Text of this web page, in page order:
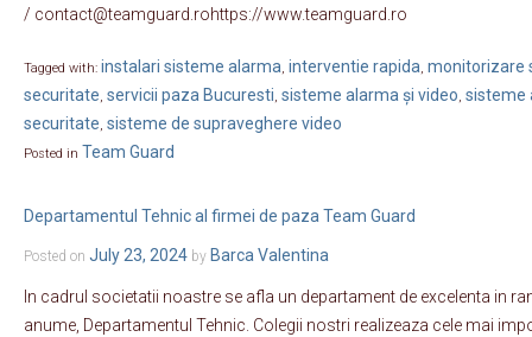
/ contact@teamguard.rohttps://www.teamguard.ro
Tagged with: instalari sisteme alarma, interventie rapida, monitorizare
securitate, servicii paza Bucuresti, sisteme alarma și video, sisteme
securitate, sisteme de supraveghere video
Posted in Team Guard
Departamentul Tehnic al firmei de paza Team Guard
Posted on July 23, 2024 by Barca Valentina
In cadrul societatii noastre se afla un departament de excelenta in
anume, Departamentul Tehnic. Colegii nostri realizeaza cele mai